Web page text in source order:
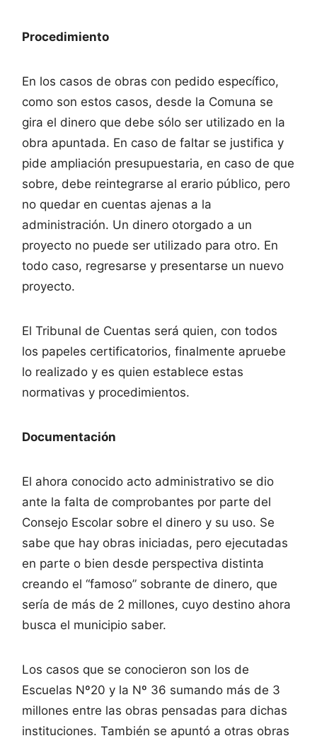
Procedimiento
En los casos de obras con pedido específico,
como son estos casos, desde la Comuna se
gira el dinero que debe sólo ser utilizado en la
obra apuntada. En caso de faltar se justifica y
pide ampliación presupuestaria, en caso de que
sobre, debe reintegrarse al erario público, pero
no quedar en cuentas ajenas a la
administración. Un dinero otorgado a un
proyecto no puede ser utilizado para otro. En
todo caso, regresarse y presentarse un nuevo
proyecto.
El Tribunal de Cuentas será quien, con todos
los papeles certificatorios, finalmente apruebe
lo realizado y es quien establece estas
normativas y procedimientos.
Documentación
El ahora conocido acto administrativo se dio
ante la falta de comprobantes por parte del
Consejo Escolar sobre el dinero y su uso. Se
sabe que hay obras iniciadas, pero ejecutadas
en parte o bien desde perspectiva distinta
creando el “famoso” sobrante de dinero, que
sería de más de 2 millones, cuyo destino ahora
busca el municipio saber.
Los casos que se conocieron son los de
Escuelas Nº20 y la Nº 36 sumando más de 3
millones entre las obras pensadas para dichas
instituciones. También se apuntó a otras obras